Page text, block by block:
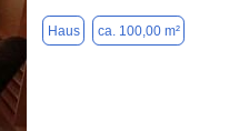
Haus ca. 100,00 m²